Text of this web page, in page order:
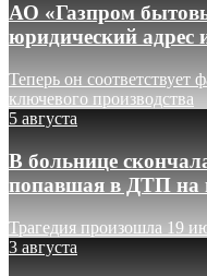
АО «Газпром
юридический адрес
Теперь он соответствует
ключевого производства
5 августа
В больнице
попавшая в ДТП на
Трагедия произошла 19
3 августа